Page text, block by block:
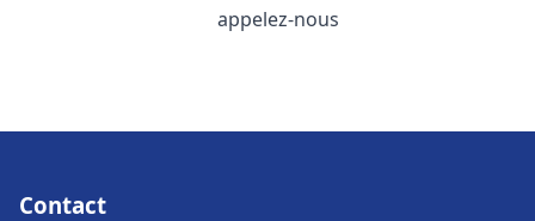
appelez-nous
Contact